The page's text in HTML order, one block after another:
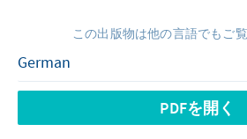
この出版物は他の言語でもご
PDFを開く